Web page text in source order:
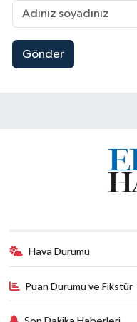
Gönder
Hava Durumu
Puan Durumu ve Fikstür